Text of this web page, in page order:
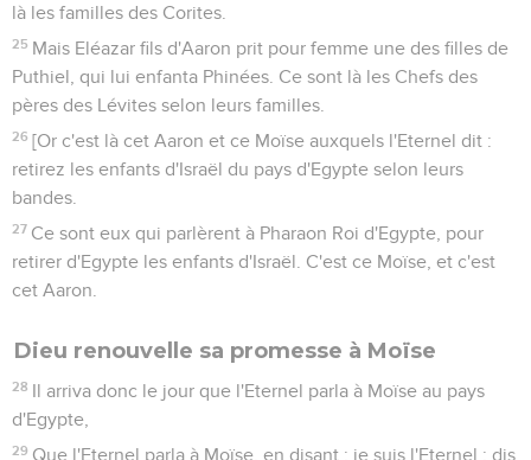
là les familles des Corites.
25 Mais Eléazar fils d'Aaron prit pour femme une des filles de
Puthiel, qui lui enfanta Phinées. Ce sont là les Chefs des
pères des Lévites selon leurs familles.
26 [Or c'est là cet Aaron et ce Moïse auxquels l'Eternel dit :
retirez les enfants d'Israël du pays d'Egypte selon leurs
bandes.
27 Ce sont eux qui parlèrent à Pharaon Roi d'Egypte, pour
retirer d'Egypte les enfants d'Israël. C'est ce Moïse, et c'est
cet Aaron.
Dieu renouvelle sa promesse à Moïse
28 Il arriva donc le jour que l'Eternel parla à Moïse au pays
d'Egypte,
29 Que l'Eternel parla à Moïse, en disant : je suis l'Eternel ; dis